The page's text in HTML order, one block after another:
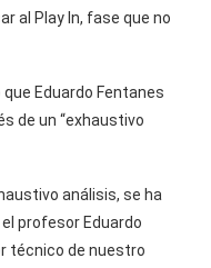
al Play In, fase que no
Eduardo Fentanes
de un “exhaustivo
análisis, se ha
profesor Eduardo
técnico de nuestro